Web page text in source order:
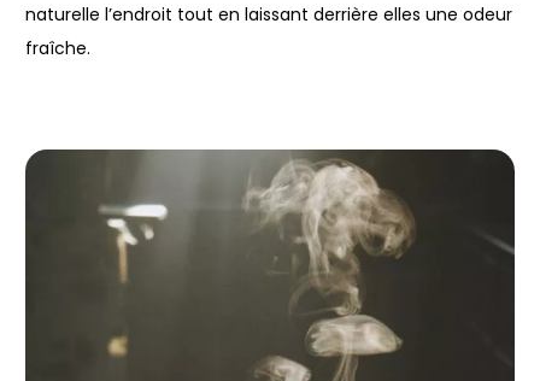
naturelle l’endroit tout en laissant derrière elles une odeur
fraîche.